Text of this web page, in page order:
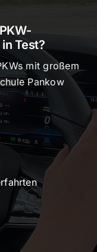
Test?
mit großem
Pankow